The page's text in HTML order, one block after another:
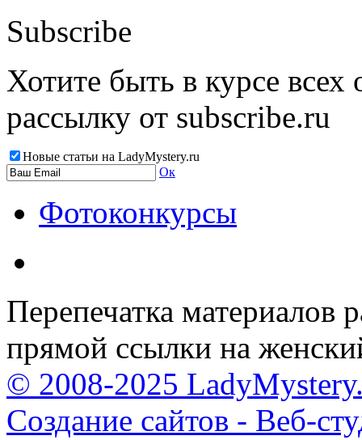
Subscribe
Хотите быть в курсе
рассылку от subscribe.ru
Новые статьи на LadyMystery.ru
Ок
Фотоконкурсы
Перепечатка материалов
прямой ссылки на
© 2008-2025
Создание сайтов - Веб-